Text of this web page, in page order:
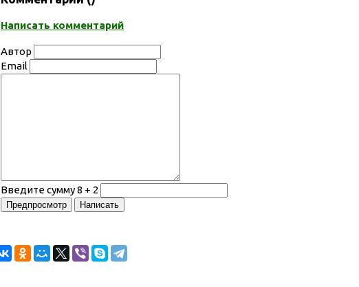
Написать комментарий
Автор
Email
Введите сумму 8 + 2